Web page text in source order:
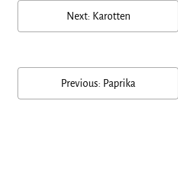
Previous: Paprika
Next: Karotten